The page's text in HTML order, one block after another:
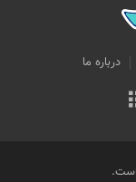
درباره ما